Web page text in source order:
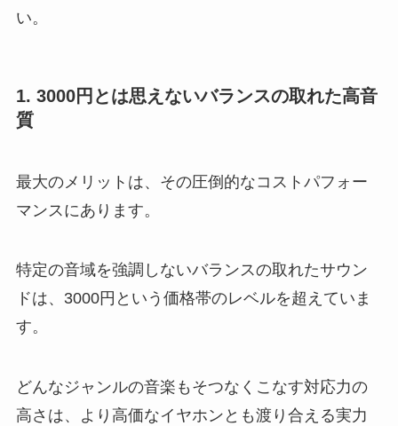
い。
1. 3000円とは思えないバランスの取れた高音
質
最大のメリットは、その圧倒的なコストパフォー
マンスにあります。
特定の音域を強調しないバランスの取れたサウン
ドは、3000円という価格帯のレベルを超えていま
す。
どんなジャンルの音楽もそつなくこなす対応力の
高さは、より高価なイヤホンとも渡り合える実力